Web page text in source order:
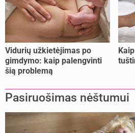
Vidurių užkietėjimas po
gimdymo: kaip palengvinti
šią problemą
Pasiruošimas nėštumui